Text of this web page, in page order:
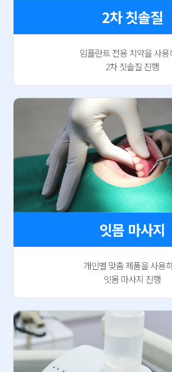
2차 칫솔질
임플란트 전용 치약을 사용
2차 칫솔질 진행
잇몸 마사지
개인별 맞춤 제품을 사용
잇몸 마사지 진행